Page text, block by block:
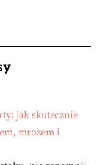
jak skutecznie
mrozem i